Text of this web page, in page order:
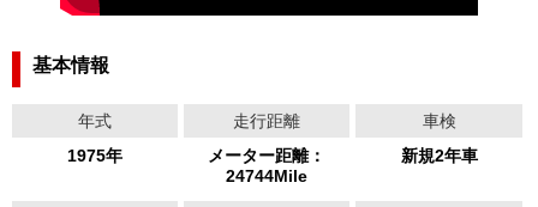
基本情報
年式
1975年
走行距離
メーター距離：
24744Mile
車検
新規2年車